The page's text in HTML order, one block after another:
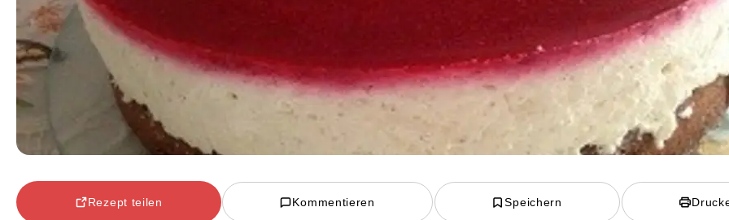
Rezept teilen Kommentieren Speichern